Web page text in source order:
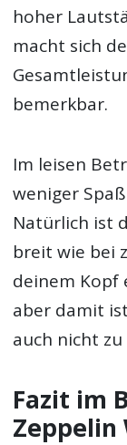
hoher
macht sich
bemerkbar.
Im leisen
weniger
Natürlich ist
breit wie bei
deinem Kopf
aber damit
auch nicht
Fazit im
Zeppelin